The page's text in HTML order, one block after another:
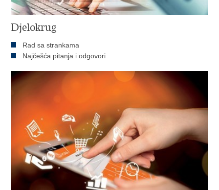
Djelokrug
Rad sa strankama
Najčešća pitanja i odgovori